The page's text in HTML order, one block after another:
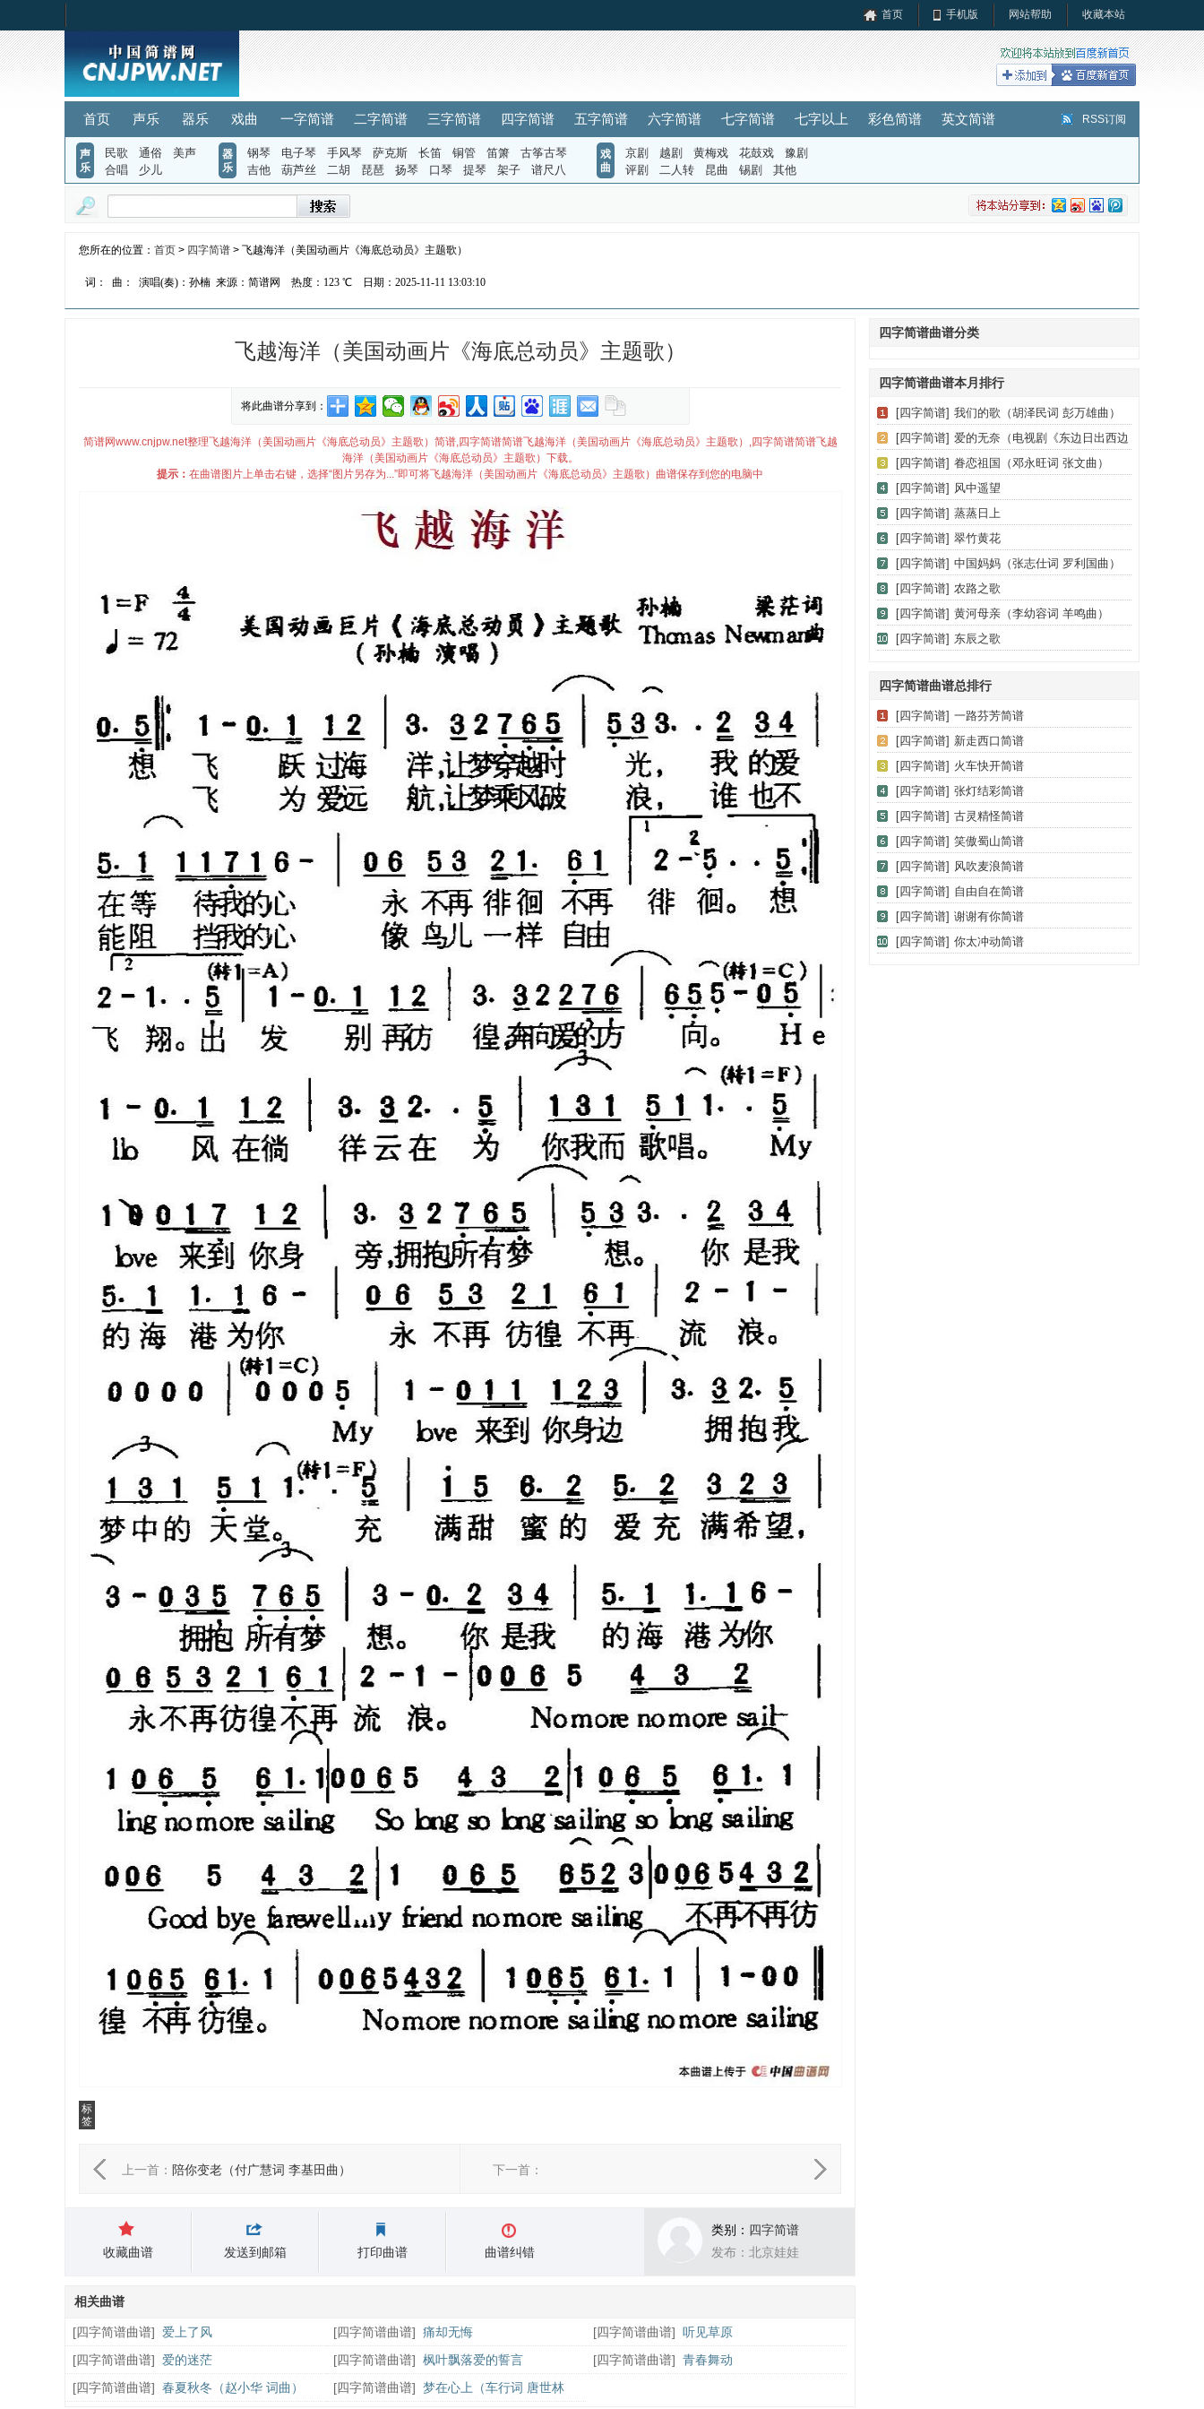
首页 手机版 网站帮助 收藏本站
首页 声乐 器乐 戏曲 一字简谱 二字简谱 三字简谱 四字简谱 五字简谱 六字简谱 七字简谱 七字以上 彩色简谱 英文简谱 RSS订阅
声
乐
民歌 通俗
美声
合唱
少儿
器
乐
钢琴 电子琴 手风琴 萨克斯 长笛 铜管 笛箫
古筝古琴
吉他
葫芦丝 二胡 琵琶 扬琴 口琴 提琴 架子 谱尺八
戏
曲
京剧 越剧 黄梅戏 花鼓戏
豫剧
评剧
二人转 昆曲 锡剧 其他
您所在的位置： 首页 > 四字简谱 > 飞越海洋（美国动画片《海底总动员》主题歌）
词： 曲： 演唱(奏)：孙楠 来源：简谱网 热度： 123 ℃ 日期：2025-11-11 13:03:10
飞越海洋（美国动画片《海底总动员》主题歌）
将此曲谱分享到：
简谱网www.cnjpw.net整理飞越海洋（美国动画片《海底总动员》主题歌）简谱,四字简谱简谱飞越海洋（美国动画片《海底总动员》主题歌）,四字简谱简谱飞越
海洋（美国动画片《海底总动员》主题歌）下载。
提示： 在曲谱图片上单击右键，选择“图片另存为...”即可将飞越海洋（美国动画片《海底总动员》主题歌）曲谱保存到您的电脑中
标
签
上一首： 陪你变老（付广慧词 李基田曲） 下一首：
收藏曲谱 发送到邮箱 打印曲谱 曲谱纠错
类别： 四字简谱
发布：北京娃娃
相关曲谱
[四字简谱曲谱] 爱上了风 [四字简谱曲谱] 痛却无悔 [四字简谱曲谱] 听见草原
[四字简谱曲谱] 爱的迷茫 [四字简谱曲谱] 枫叶飘落爱的誓言 [四字简谱曲谱] 青春舞动
[四字简谱曲谱] 春夏秋冬（赵小华 词曲） [四字简谱曲谱] 梦在心上（车行词 唐世林
四字简谱曲谱分类
四字简谱曲谱本月排行
[四字简谱] 我们的歌（胡泽民词 彭万雄曲）
[四字简谱] 爱的无奈（电视剧《东边日出西边
雨》片尾曲）
[四字简谱] 眷恋祖国（邓永旺词 张文曲）
[四字简谱] 风中遥望
[四字简谱] 蒸蒸日上
[四字简谱] 翠竹黄花
[四字简谱] 中国妈妈（张志仕词 罗利国曲）
[四字简谱] 农路之歌
[四字简谱] 黄河母亲（李幼容词 羊鸣曲）
[四字简谱] 东辰之歌
四字简谱曲谱总排行
[四字简谱] 一路芬芳简谱
[四字简谱] 新走西口简谱
[四字简谱] 火车快开简谱
[四字简谱] 张灯结彩简谱
[四字简谱] 古灵精怪简谱
[四字简谱] 笑傲蜀山简谱
[四字简谱] 风吹麦浪简谱
[四字简谱] 自由自在简谱
[四字简谱] 谢谢有你简谱
[四字简谱] 你太冲动简谱